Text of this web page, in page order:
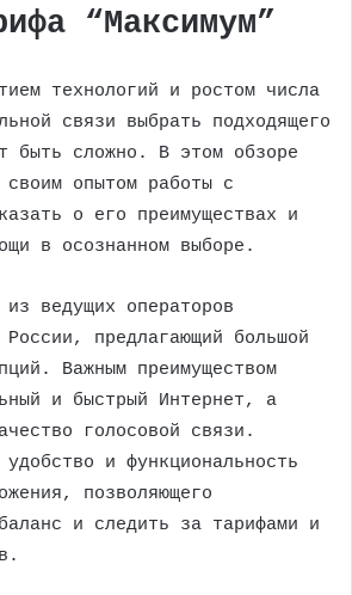
“Максимум”
технологий и ростом числа
связи выбрать подходящего
быть сложно. В этом обзоре
своим опытом работы с
о его преимуществах и
в осознанном выборе.
ведущих операторов
предлагающий большой
Важным преимуществом
и быстрый Интернет, а
голосовой связи.
и функциональность
позволяющего
и следить за тарифами и